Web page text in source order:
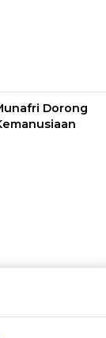
Dorong